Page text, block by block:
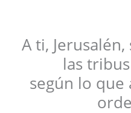
A ti,
las
según lo que